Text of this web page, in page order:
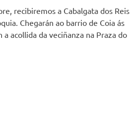
recibiremos a Cabalgata dos Reis
Chegarán ao barrio de Coia ás
acollida da veciñanza na Praza do